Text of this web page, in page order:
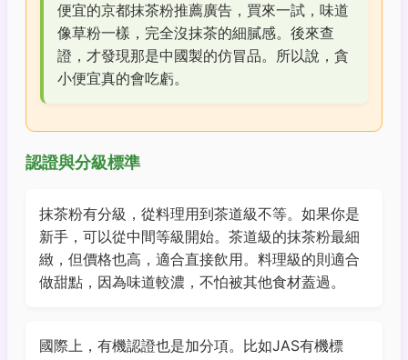
便宜的京都抹茶粉推薦廣告，買來一試，味道
像草粉一樣，完全沒抹茶的細膩感。後來查
證，才發現那是中國製的仿冒品。所以說，貪
小便宜真的會吃虧。
認證與分級標準
抹茶粉有分級，從料理用到茶道級不等。如果你是
新手，可以從中間等級開始。茶道級的抹茶粉最細
緻，但價格也高，適合直接飲用。料理級的則適合
做甜點，因為味道較濃，不怕被其他食材蓋過。
國際上，有機認證也是加分項。比如JAS有機標